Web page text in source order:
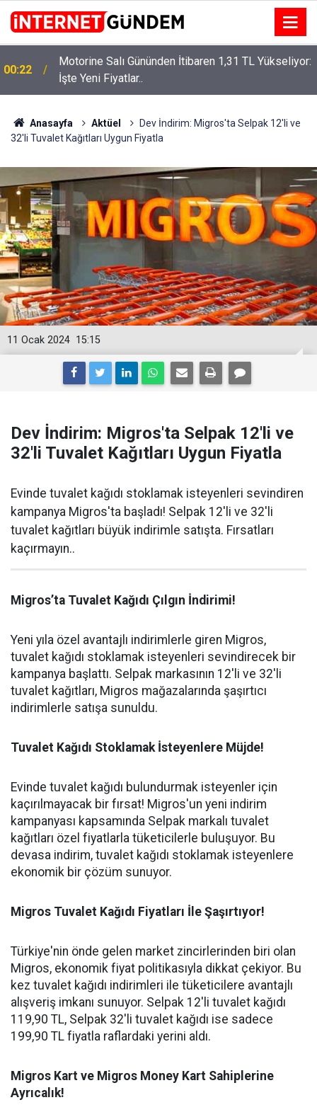
00:22
Motorine Salı Gününden İtibaren 1,31 TL Yükseliyor:
İşte Yeni Fiyatlar..
Anasayfa Aktüel
Dev İndirim: Migros'ta Selpak 12'li ve
32'li Tuvalet Kağıtları Uygun Fiyatla
15:15
11 Ocak 2024
Dev İndirim: Migros'ta Selpak 12'li ve
32'li Tuvalet Kağıtları Uygun Fiyatla
Evinde tuvalet kağıdı stoklamak isteyenleri sevindiren
kampanya Migros'ta başladı! Selpak 12'li ve 32'li
tuvalet kağıtları büyük indirimle satışta. Fırsatları
kaçırmayın..
Migros’ta Tuvalet Kağıdı Çılgın İndirimi!
Yeni yıla özel avantajlı indirimlerle giren Migros,
tuvalet kağıdı stoklamak isteyenleri sevindirecek bir
kampanya başlattı. Selpak markasının 12'li ve 32'li
tuvalet kağıtları, Migros mağazalarında şaşırtıcı
indirimlerle satışa sunuldu.
Tuvalet Kağıdı Stoklamak İsteyenlere Müjde!
Evinde tuvalet kağıdı bulundurmak isteyenler için
kaçırılmayacak bir fırsat! Migros'un yeni indirim
kampanyası kapsamında Selpak markalı tuvalet
kağıtları özel fiyatlarla tüketicilerle buluşuyor. Bu
devasa indirim, tuvalet kağıdı stoklamak isteyenlere
ekonomik bir çözüm sunuyor.
Migros Tuvalet Kağıdı Fiyatları İle Şaşırtıyor!
Türkiye'nin önde gelen market zincirlerinden biri olan
Migros, ekonomik fiyat politikasıyla dikkat çekiyor. Bu
kez tuvalet kağıdı indirimleri ile tüketicilere avantajlı
alışveriş imkanı sunuyor. Selpak 12'li tuvalet kağıdı
119,90 TL, Selpak 32'li tuvalet kağıdı ise sadece
199,90 TL fiyatla raflardaki yerini aldı.
Migros Kart ve Migros Money Kart Sahiplerine
Ayrıcalık!